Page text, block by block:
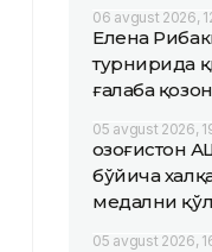
06 avgust 2026,
Елена
турнирида
ғалаба
05 avgust 2026,
Қозоғистон
бўйича
медални
05 avgust 2026,